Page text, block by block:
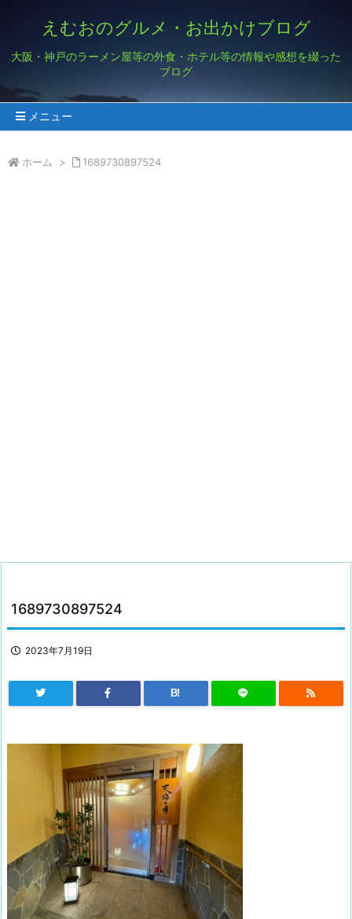
えむおのグルメ・お出かけブログ
大阪・神戸のラーメン屋等の外食・ホテル等の情報や感想を綴った
ブログ
メニュー
ホーム > 1689730897524
1689730897524
2023年7月19日
B!